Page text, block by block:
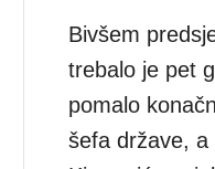
Bivšem
trebalo je pet
pomalo
šefa države,